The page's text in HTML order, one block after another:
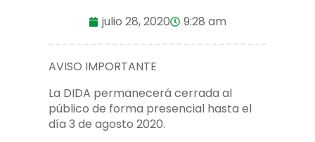
julio 28, 2020 9:28 am
AVISO IMPORTANTE
La DIDA permanecerá cerrada al
público de forma presencial hasta el
día 3 de agosto 2020.